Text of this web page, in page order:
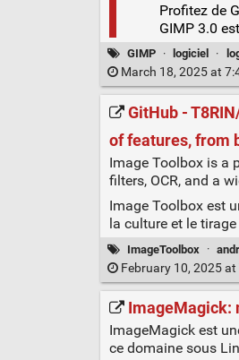
Profitez de
GIMP 3.0
GIMP · logiciel ·
March 18, 2025 at
GitHub -
of features, from
Image Toolbox is a
filters, OCR, and a
Image Toolbox est
la culture et le
ImageToolbox ·
February 10, 2025 at
ImageMagick:
ImageMagick est
ce domaine sous